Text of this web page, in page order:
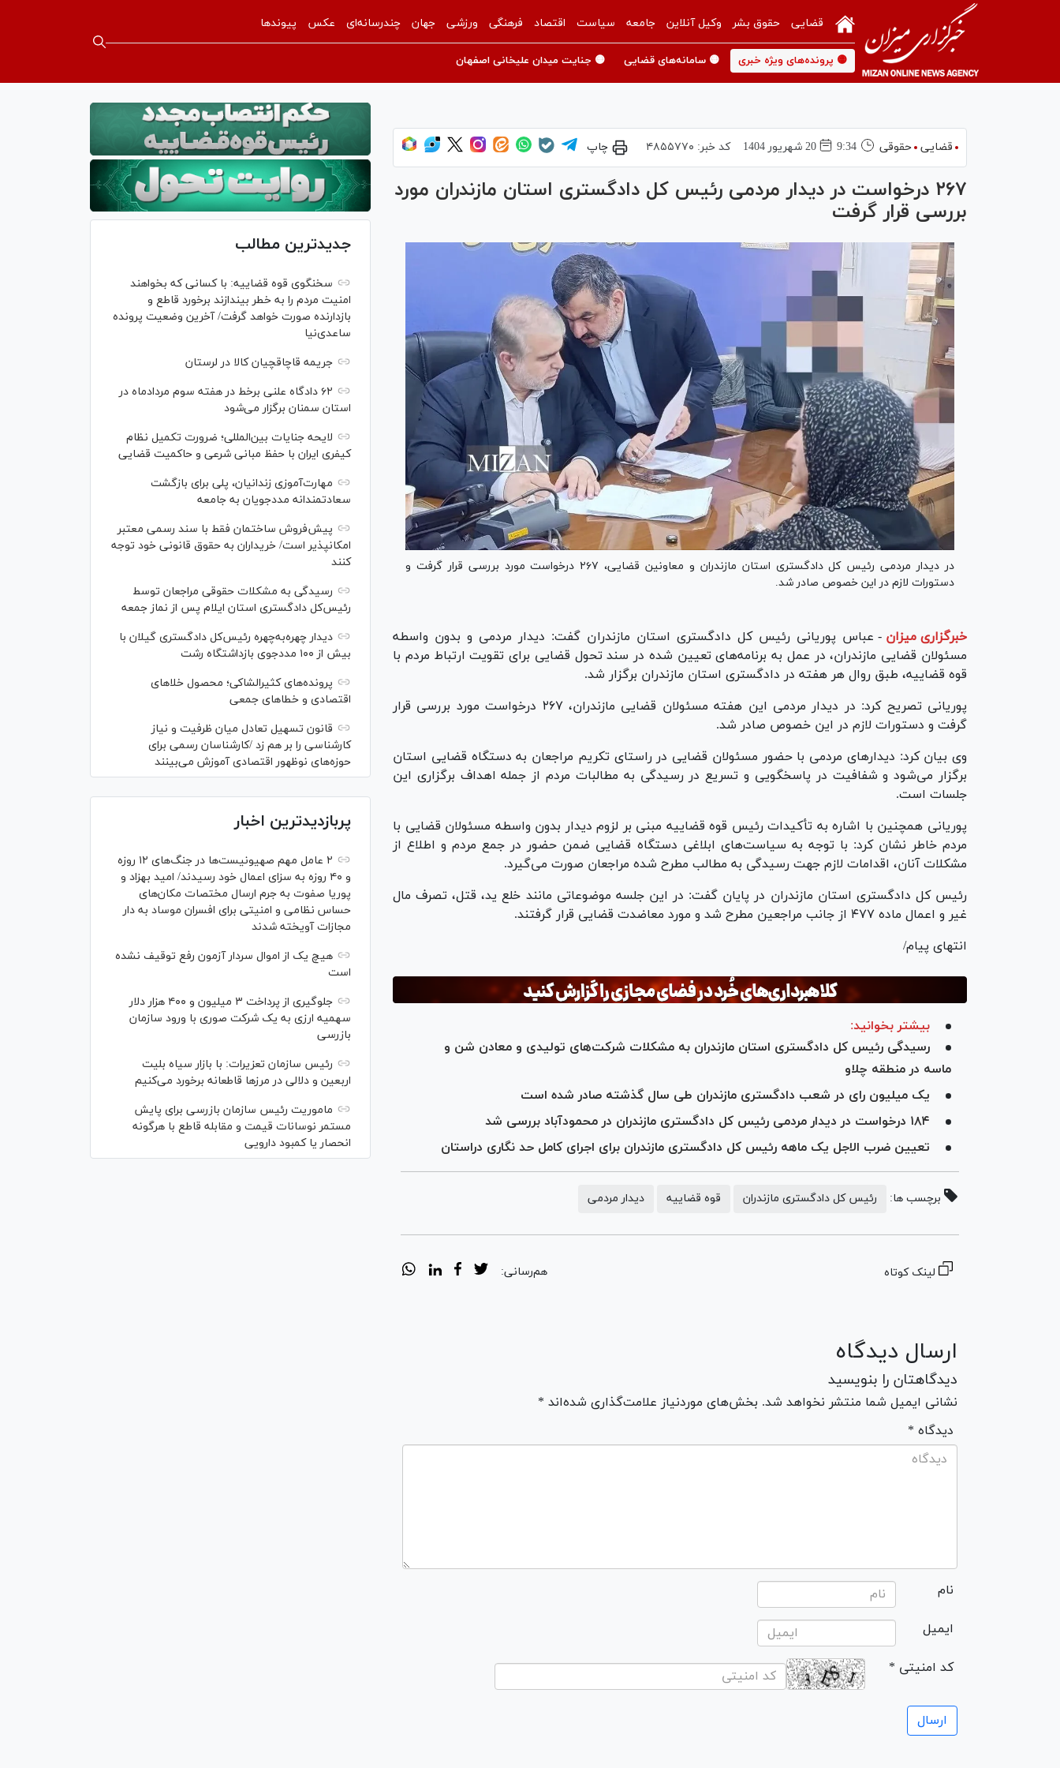
قضایی حقوق بشر وکیل آنلاین جامعه سیاست اقتصاد فرهنگی ورزشی جهان چندرسانه‌ای عکس پیوندها
🟡 پرونده‌های ویژه خبری 🟡 سامانه‌های قضایی 🟡 جنایت میدان علیخانی اصفهان
قضایی حقوقی 9:34 20 شهريور 1404 کد خبر: ۴۸۵۵۷۷۰ چاپ
۲۶۷ درخواست در دیدار مردمی رئیس کل دادگستری استان مازندران مورد
بررسی قرار گرفت
در دیدار مردمی رئیس کل دادگستری استان مازندران و معاونین قضایی، ۲۶۷ درخواست مورد بررسی قرار گرفت و
دستورات لازم در این خصوص صادر شد.
خبرگزاری میزان - عباس پوریانی رئیس کل دادگستری استان مازندران گفت: دیدار مردمی و بدون واسطه
مسئولان قضایی مازندران، در عمل به برنامه‌های تعیین شده در سند تحول قضایی برای تقویت ارتباط مردم با
قوه قضاییه، طبق روال هر هفته در دادگستری استان مازندران برگزار شد.
‎پوریانی تصریح کرد: در دیدار مردمی این هفته مسئولان قضایی مازندران، ۲۶۷ درخواست مورد بررسی قرار
گرفت و دستورات لازم در این خصوص صادر شد.
‎وی بیان کرد: دیدار‌های مردمی با حضور مسئولان قضایی در راستای تکریم مراجعان به دستگاه قضایی استان
برگزار می‌شود و شفافیت در پاسخگویی و تسریع در رسیدگی به مطالبات مردم از جمله اهداف برگزاری این
جلسات است.
‎پوریانی همچنین با اشاره به تأکیدات رئیس قوه قضاییه مبنی بر لزوم دیدار بدون واسطه مسئولان قضایی با
مردم خاطر نشان کرد: با توجه به سیاست‌های ابلاغی دستگاه قضایی ضمن حضور در جمع مردم و اطلاع از
مشکلات آنان، اقدامات لازم جهت رسیدگی به مطالب مطرح شده مراجعان صورت می‌گیرد.
رئیس کل دادگستری استان مازندران در پایان گفت: در این جلسه موضوعاتی مانند خلع ید، قتل، تصرف مال
غیر و اعمال ماده ۴۷۷ از جانب مراجعین مطرح شد و مورد معاضدت قضایی قرار گرفتند.
انتهای پیام/
بیشتر بخوانید:
رسیدگی رئیس کل دادگستری استان مازندران به مشکلات شرکت‌های تولیدی و معادن شن و
ماسه در منطقه چلاو
یک میلیون رای در شعب دادگستری مازندران طی سال گذشته صادر شده است
۱۸۴ درخواست در دیدار مردمی رئیس کل دادگستری مازندران در محمودآباد بررسی شد
تعیین ضرب الاجل یک ماهه رئیس کل دادگستری مازندران برای اجرای کامل حد نگاری دراستان
برچسب ها: رئیس کل دادگستری مازندران قوه قضاییه دیدار مردمی
لینک کوتاه هم‌رسانی:
ارسال دیدگاه
دیدگاهتان را بنویسید
نشانی ایمیل شما منتشر نخواهد شد. بخش‌های موردنیاز علامت‌گذاری شده‌اند *
* دیدگاه
نام
ایمیل
* کد امنیتی
جدیدترین مطالب
سخنگوی قوه قضاییه: با کسانی که بخواهند
امنیت مردم را به خطر بیندازند برخورد قاطع و
بازدارنده صورت خواهد گرفت/ آخرین وضعیت پرونده
ساعدی‌نیا
جریمه قاچاقچیان کالا در لرستان
۶۲ دادگاه علنی برخط در هفته سوم مردادماه در
استان سمنان برگزار می‌شود
لایحه جنایات بین‌المللی؛ ضرورت تکمیل نظام
کیفری ایران با حفظ مبانی شرعی و حاکمیت قضایی
مهارت‌آموزی زندانیان، پلی برای بازگشت
سعادتمندانه مددجویان به جامعه
پیش‌فروش ساختمان فقط با سند رسمی معتبر
امکانپذیر است/ خریداران به حقوق قانونی خود توجه
کنند
رسیدگی به مشکلات حقوقی مراجعان توسط
رئیس‌کل دادگستری استان ایلام پس از نماز جمعه
دیدار چهره‌به‌چهره رئیس‌کل دادگستری گیلان با
بیش از ۱۰۰ مددجوی بازداشتگاه رشت
پرونده‌های کثیرالشاکی؛ محصول خلا‌های
اقتصادی و خطا‌های جمعی
قانون تسهیل تعادل میان ظرفیت و نیاز
کارشناسی را بر هم زد /کارشناسان رسمی برای
حوزه‌های نوظهور اقتصادی آموزش می‌بینند
پربازدیدترین اخبار
۲ عامل مهم صهیونیست‌ها در جنگ‌های ۱۲ روزه
و ۴۰ روزه به سزای اعمال خود رسیدند/ امید بهزاد و
پوریا صفوت به جرم ارسال مختصات مکان‌های
حساس نظامی و امنیتی برای افسران موساد به دار
مجازات آویخته شدند
هیچ یک از اموال سردار آزمون رفع توقیف نشده
است
جلوگیری از پرداخت ۳ میلیون و ۴۰۰ هزار دلار
سهمیه ارزی به یک شرکت صوری با ورود سازمان
بازرسی
رئیس سازمان تعزیرات: با بازار سیاه بلیت
اربعین و دلالی در مرز‌ها قاطعانه برخورد می‌کنیم
ماموریت رئیس سازمان بازرسی برای پایش
مستمر نوسانات قیمت و مقابله قاطع با هرگونه
انحصار یا کمبود دارویی